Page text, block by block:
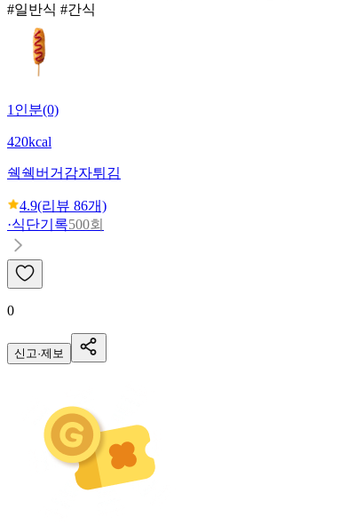
#일반식 #간식
1인분(0)
420kcal
쉑쉑버거 감자튀김
4.9(리뷰 86개)
·식단기록500회
0
신고·제보